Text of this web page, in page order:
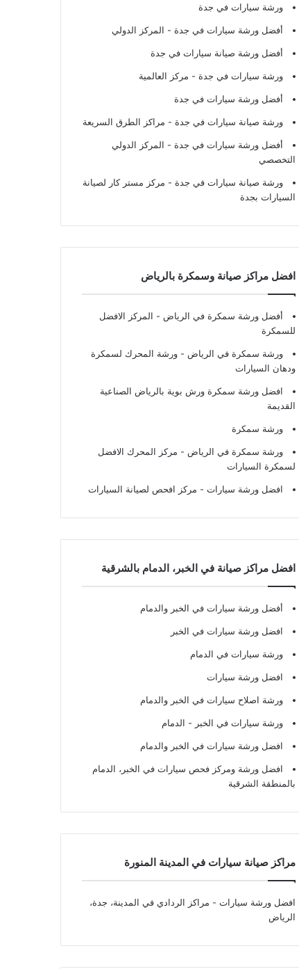
ورشة سيارات في جدة
أفضل ورشة سيارات في جدة - المركز الدولي
أفضل ورشة صيانة سيارات في جدة
ورشة سيارات في جدة - مركز العالمية
أفضل ورشة سيارات في جدة
ورشة صيانة سيارات في جدة - مراكز الطرق السريعة
أفضل ورشة سيارات في جدة - المركز الدولي
التخصصي
ورشة صيانة سيارات في جدة - مركز مستر كار لصيانة
السيارات بجدة
افضل مراكز صيانة وسمكرة بالرياض
أفضل ورشة سمكرة في الرياض - المركز الافضل
للسمكرة
ورشة سمكرة في الرياض - ورشة المحرك لسمكرة
ودهان السيارات
افضل ورشة سمكرة ورش بوية بالرياض الصناعية
القديمة
ورشة سمكرة
ورشة سمكرة في الرياض - مركز المحرك الافضل
لسمكرة السيارات
افضل ورشة سيارات - مركز افحص لصيانة السيارات
افضل مراكز صيانة في الخبر، الدمام بالشرقية
أفضل ورشة سيارات في الخبر والدمام
افضل ورشة سيارات في الخبر
ورشة سيارات في الدمام
افضل ورشة سيارات
ورشة اصلاح سيارات في الخبر والدمام
ورشة سيارات في الخبر - الدمام
افضل ورشة سيارات في الخبر والدمام
افضل ورشة ومركز فحص سيارات في الخبر، الدمام
بالمنطقة الشرقية
مراكز صيانة سيارات في المدينة المنورة
افضل ورشة سيارات - مراكز الردادي في المدينة، جدة،
الرياض